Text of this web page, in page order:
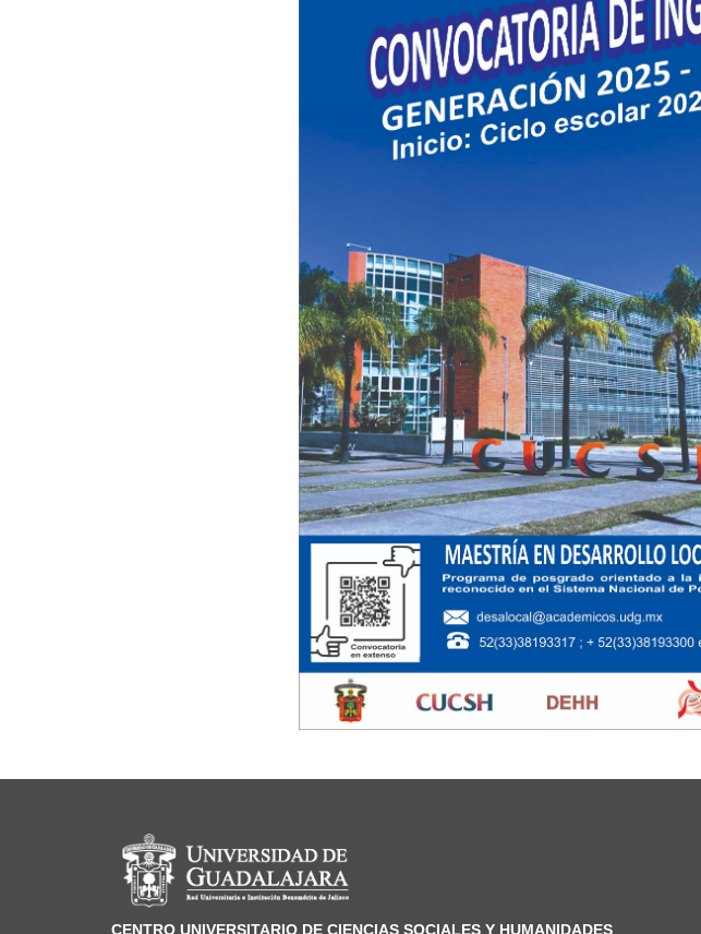
Información del portal
CENTRO UNIVERSITARIO DE CIENCIAS SOCIALES Y HUMANIDADES